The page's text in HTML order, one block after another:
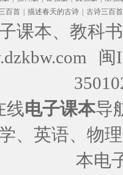
百首 描述春天的古诗 古诗三百首
课本、教科
闽
线电子课本导
、英语、物
本电